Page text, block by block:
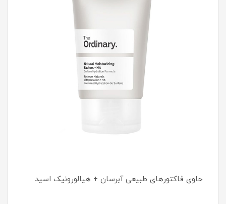
حاوی فاکتورهای طبیعی آبرسان + هیالورونیک اسید